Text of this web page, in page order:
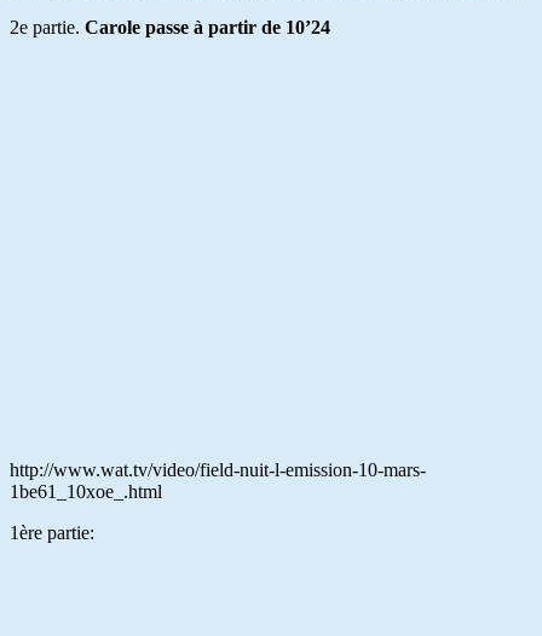
2e partie. Carole passe à partir de 10’24
http://www.wat.tv/video/field-nuit-l-emission-10-mars-
1be61_10xoe_.html
1ère partie: